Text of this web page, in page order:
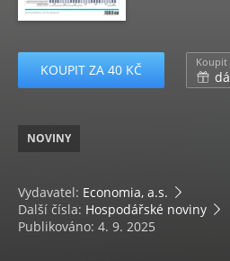
KOUPIT ZA 40 KČ Koupit
NOVINY
Vydavatel: Economia, a.s.
Další čísla: Hospodářské noviny
Publikováno: 4. 9. 2025